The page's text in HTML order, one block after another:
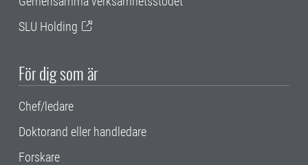
SLU Holding
För dig som är
Chef/ledare
Doktorand eller handledare
Forskare